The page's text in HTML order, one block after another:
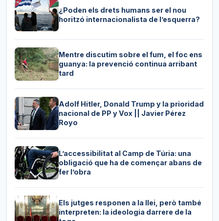
¿Poden els drets humans ser el nou
horitzó internacionalista de l’esquerra?
Mentre discutim sobre el fum, el foc ens
guanya: la prevenció continua arribant
tard
Adolf Hitler, Donald Trump y la prioridad
nacional de PP y Vox || Javier Pérez
Royo
L’accessibilitat al Camp de Túria: una
obligació que ha de començar abans de
fer l’obra
Els jutges responen a la llei, però també
interpreten: la ideologia darrere de la